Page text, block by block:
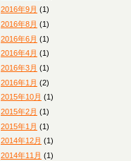
2016年9月 (1)
2016年8月 (1)
2016年6月 (1)
2016年4月 (1)
2016年3月 (1)
2016年1月 (2)
2015年10月 (1)
2015年2月 (1)
2015年1月 (1)
2014年12月 (1)
2014年11月 (1)